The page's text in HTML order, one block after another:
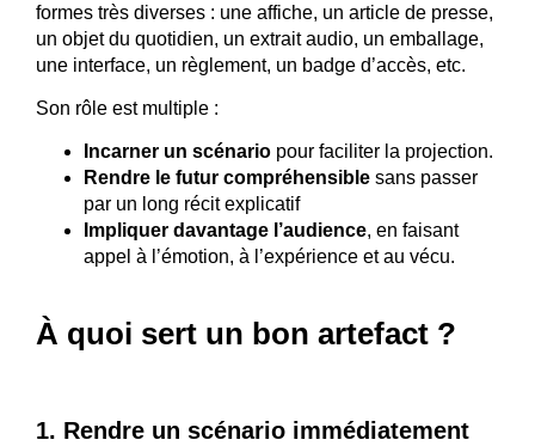
formes très diverses : une affiche, un article de presse,
un objet du quotidien, un extrait audio, un emballage,
une interface, un règlement, un badge d’accès, etc.
Son rôle est multiple :
Incarner un scénario pour faciliter la projection.
Rendre le futur compréhensible sans passer
par un long récit explicatif
Impliquer davantage l’audience, en faisant
appel à l’émotion, à l’expérience et au vécu.
À quoi sert un bon artefact ?
1. Rendre un scénario immédiatement